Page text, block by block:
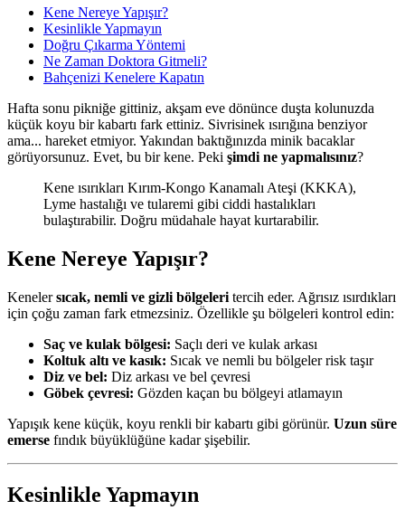
Kene Nereye Yapışır?
Kesinlikle Yapmayın
Doğru Çıkarma Yöntemi
Ne Zaman Doktora Gitmeli?
Bahçenizi Kenelere Kapatın
Hafta sonu pikniğe gittiniz, akşam eve dönünce duşta kolunuzda
küçük koyu bir kabartı fark ettiniz. Sivrisinek ısırığına benziyor
ama... hareket etmiyor. Yakından baktığınızda minik bacaklar
görüyorsunuz. Evet, bu bir kene. Peki şimdi ne yapmalısınız?
Kene ısırıkları Kırım-Kongo Kanamalı Ateşi (KKKA),
Lyme hastalığı ve tularemi gibi ciddi hastalıkları
bulaştırabilir. Doğru müdahale hayat kurtarabilir.
Kene Nereye Yapışır?
Kenelersıcak, nemli ve gizli bölgeleri tercih eder. Ağrısız ısırdıkları
için çoğu zaman fark etmezsiniz. Özellikle şu bölgeleri kontrol edin:
Saç ve kulak bölgesi: Saçlı deri ve kulak arkası
Koltuk altı ve kasık: Sıcak ve nemli bu bölgeler risk taşır
Diz ve bel: Diz arkası ve bel çevresi
Göbek çevresi: Gözden kaçan bu bölgeyi atlamayın
Yapışık kene küçük, koyu renkli bir kabartı gibi görünür. Uzun süre
emerse fındık büyüklüğüne kadar şişebilir.
Kesinlikle Yapmayın